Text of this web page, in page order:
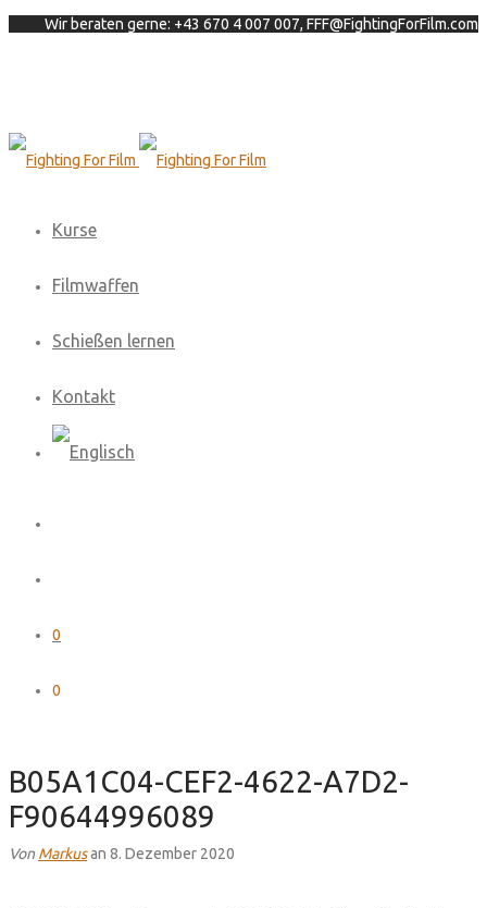
Wir beraten gerne: +43 670 4 007 007, FFF@FightingForFilm.com
Kurse
Filmwaffen
Schießen lernen
Kontakt
0
0
B05A1C04-CEF2-4622-A7D2-
F90644996089
VonMarkusan 8. Dezember 2020